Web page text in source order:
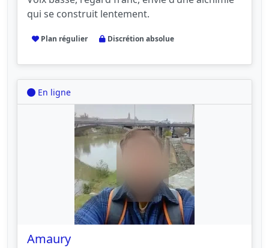
qui se construit lentement.
Plan régulier Discrétion absolue
En ligne
Amaury